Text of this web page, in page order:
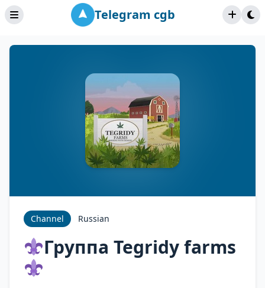
Telegram cgb
Channel Russian
Группа Tegridy farms